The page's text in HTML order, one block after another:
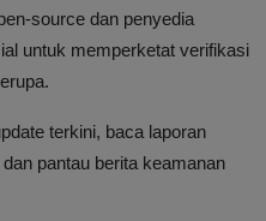
source dan penyedia
untuk memperketat verifikasi
terkini, baca laporan
dan pantau berita keamanan